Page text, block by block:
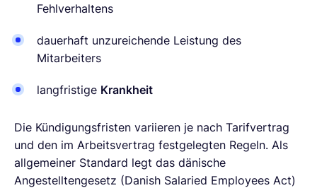
Fehlverhaltens
dauerhaft unzureichende Leistung des
Mitarbeiters
langfristige Krankheit
Die Kündigungsfristen variieren je nach Tarifvertrag
und den im Arbeitsvertrag festgelegten Regeln. Als
allgemeiner Standard legt das dänische
Angestelltengesetz (Danish Salaried Employees Act)